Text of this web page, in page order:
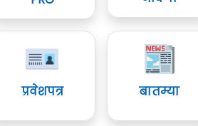
प्रवेशपत्र बातम्या